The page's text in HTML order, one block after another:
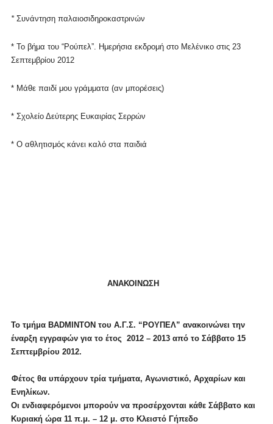
* Συνάντηση παλαιοσιδηροκαστρινών
* Το βήμα του “Ρούπελ”. Ημερήσια εκδρομή στο Μελένικο στις 23
Σεπτεμβρίου 2012
* Μάθε παιδί μου γράμματα (αν μπορέσεις)
* Σχολείο Δεύτερης Ευκαιρίας Σερρών
* Ο αθλητισμός κάνει καλό στα παιδιά
ΑΝΑΚΟΙΝΩΣΗ
Το τμήμα BADMINTON του Α.Γ.Σ. “ΡΟΥΠΕΛ” ανακοινώνει την
έναρξη εγγραφών για το έτος 2012 – 2013 από το Σάββατο 15
Σεπτεμβρίου 2012.
Φέτος θα υπάρχουν τρία τμήματα, Αγωνιστικό, Αρχαρίων και
Ενηλίκων.
Οι ενδιαφερόμενοι μπορούν να προσέρχονται κάθε Σάββατο και
Κυριακή ώρα 11 π.μ. – 12 μ. στο Κλειστό Γήπεδο